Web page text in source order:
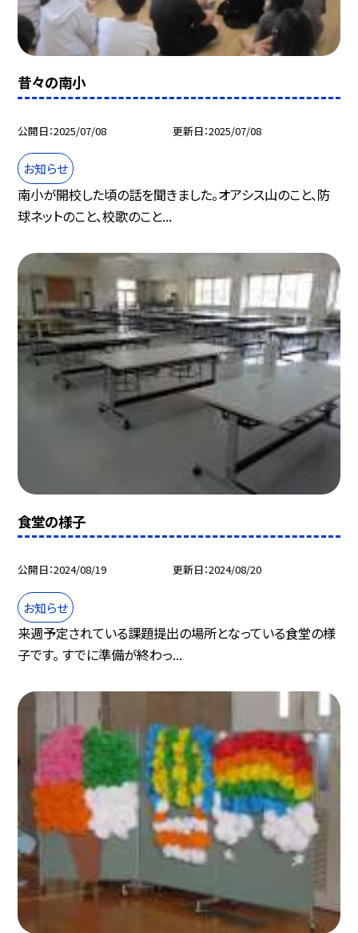
昔々の南小
公開日 2025/07/08 更新日 2025/07/08
お知らせ
南小が開校した頃の話を聞きました。オアシス山のこと、防
球ネットのこと、校歌のこと...
食堂の様子
公開日 2024/08/19 更新日 2024/08/20
お知らせ
来週予定されている課題提出の場所となっている食堂の様
子です。 すでに準備が終わっ...